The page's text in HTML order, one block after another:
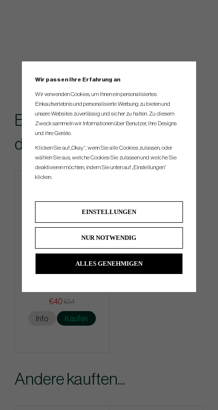
Empfohlenes Zubehör für
dieses Produkt
PXG 2-Faced Players Towel
€40 €54
Info Kaufen
Andere kauften...
Wir passen Ihre Erfahrung an
Wir verwenden Cookies, um Ihnen ein personalisiertes
Einkaufserlebnis und personalisierte Werbung zu bieten und
unsere Websites zuverlässig und sicher zu halten. Zu diesem
Zweck sammeln wir Informationen über Benutzer, ihre Designs
und ihre Geräte.
Klicken Sie auf „Okay“, wenn Sie alle Cookies zulassen, oder
wählen Sie aus, welche Cookies Sie zulassen und welche Sie
deaktivieren möchten, indem Sie unten auf „Einstellungen“
klicken.
EINSTELLUNGEN
NUR NOTWENDIG
ALLES GENEHMIGEN